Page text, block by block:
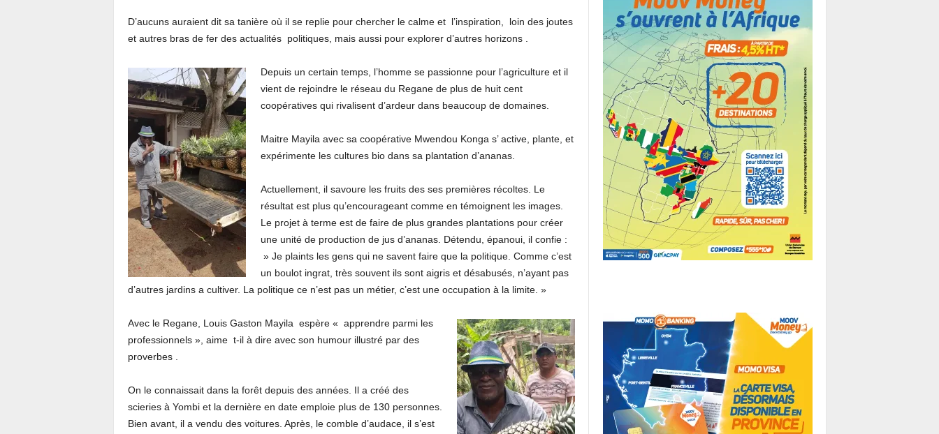
D’aucuns auraient dit sa tanière où il se replie pour chercher le calme et l’inspiration, loin des joutes
et autres bras de fer des actualités politiques, mais aussi pour explorer d’autres horizons .
Depuis un certain temps, l’homme se passionne pour l’agriculture et il
vient de rejoindre le réseau du Regane de plus de huit cent
coopératives qui rivalisent d’ardeur dans beaucoup de domaines.
Maitre Mayila avec sa coopérative Mwendou Konga s’ active, plante, et
expérimente les cultures bio dans sa plantation d’ananas.
Actuellement, il savoure les fruits des ses premières récoltes. Le
résultat est plus qu’encourageant comme en témoignent les images.
Le projet à terme est de faire de plus grandes plantations pour créer
une unité de production de jus d’ananas. Détendu, épanoui, il confie :
» Je plaints les gens qui ne savent faire que la politique. Comme c’est
un boulot ingrat, très souvent ils sont aigris et désabusés, n’ayant pas
d’autres jardins a cultiver. La politique ce n’est pas un métier, c’est une occupation à la limite. »
Avec le Regane, Louis Gaston Mayila espère « apprendre parmi les
professionnels », aime t-il à dire avec son humour illustré par des
proverbes .
On le connaissait dans la forêt depuis des années. Il a créé des
scieries à Yombi et la dernière en date emploie plus de 130 personnes.
Bien avant, il a vendu des voitures. Après, le comble d’audace, il s’est